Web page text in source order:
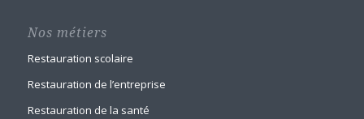
Nos métiers
Restauration scolaire
Restauration de l’entreprise
Restauration de la santé